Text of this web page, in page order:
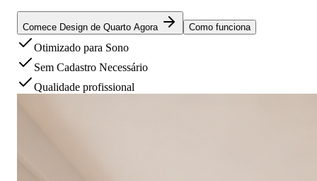
Comece Design de Quarto Agora Como funciona
Otimizado para Sono
Sem Cadastro Necessário
Qualidade profissional